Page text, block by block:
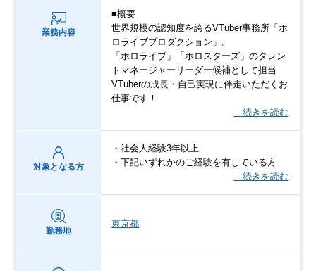
業務内容
■概要
世界規模の認知度を誇るVTuber事務所「ホ
ロライブプロダクション」。
「ホロライブ」「ホロスターズ」のタレン
トマネージャーリーダー候補として担当
VTuberの成長・自己実現に伴走いただくお
仕事です！
…続きを読む
対象となる方
・社会人経験3年以上
・下記いずれかのご経験を有している方
…続きを読む
勤務地
東京都